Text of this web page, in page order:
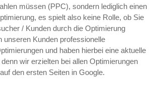
müssen (PPC), sondern lediglich einen
es spielt also keine Rolle, ob Sie
/ Kunden durch die Optimierung
unseren Kunden professionelle
und haben hierbei eine aktuelle
wir erzielten bei allen Optimierungen
den ersten Seiten in Google.